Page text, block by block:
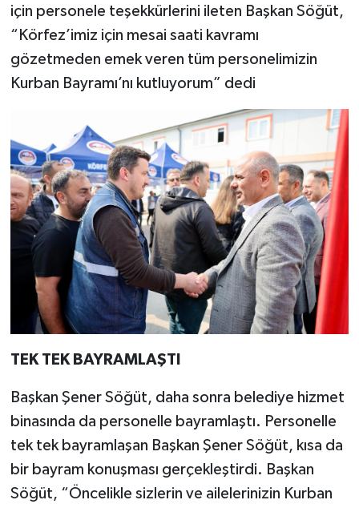
için personele teşekkürlerini ileten Başkan Söğüt,
“Körfez’imiz için mesai saati kavramı
gözetmeden emek veren tüm personelimizin
Kurban Bayramı’nı kutluyorum” dedi
TEK TEK BAYRAMLAŞTI
Başkan Şener Söğüt, daha sonra belediye hizmet
binasında da personelle bayramlaştı. Personelle
tek tek bayramlaşan Başkan Şener Söğüt, kısa da
bir bayram konuşması gerçekleştirdi. Başkan
Söğüt, “Öncelikle sizlerin ve ailelerinizin Kurban